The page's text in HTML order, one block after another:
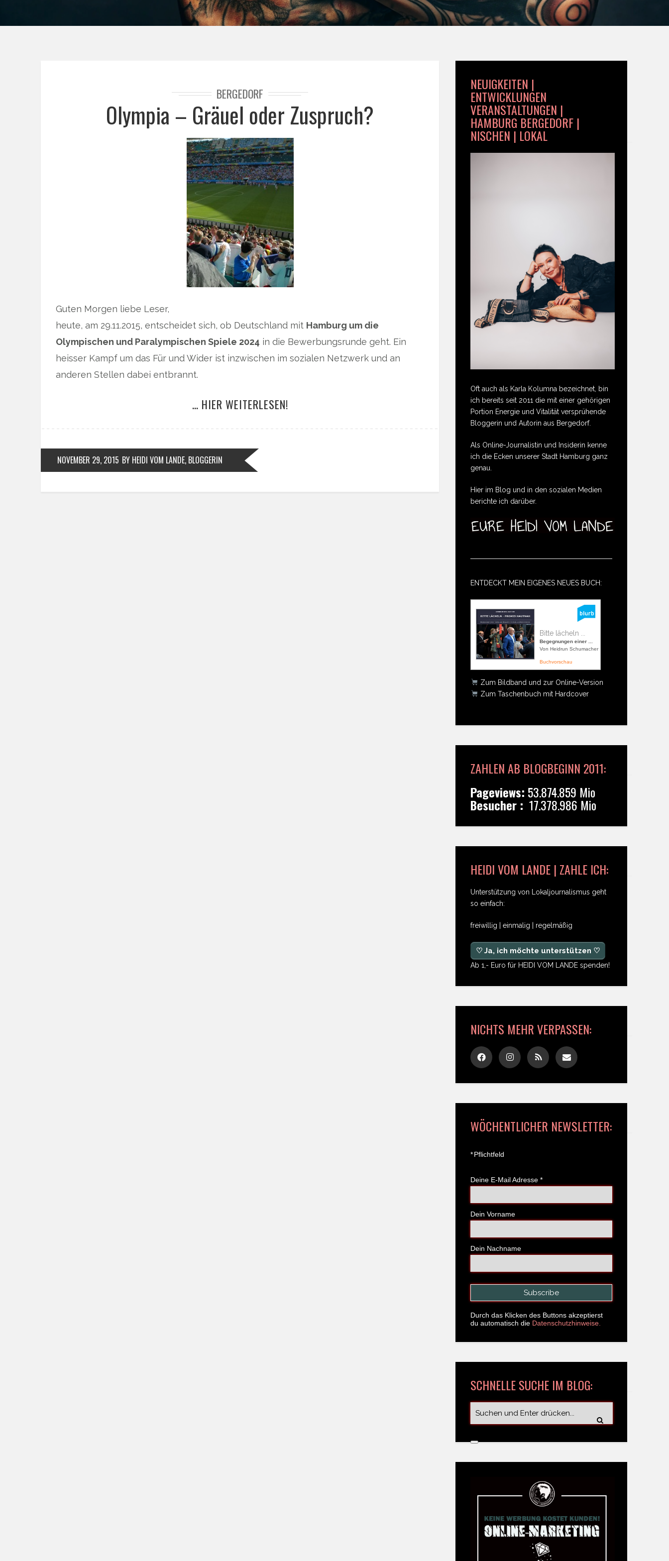
BERGEDORF
Olympia – Gräuel oder Zuspruch?
Guten Morgen liebe Leser,
heute, am 29.11.2015, entscheidet sich, ob Deutschland mit Hamburg um die
Olympischen und Paralympischen Spiele 2024 in die Bewerbungsrunde geht. Ein
heisser Kampf um das Für und Wider ist inzwischen im sozialen Netzwerk und an
anderen Stellen dabei entbrannt.
… HIER WEITERLESEN!
NOVEMBER 29, 2015 BY HEIDI VOM LANDE, BLOGGERIN
NEUIGKEITEN |
ENTWICKLUNGEN
VERANSTALTUNGEN |
HAMBURG BERGEDORF |
NISCHEN | LOKAL
Oft auch als Karla Kolumna bezeichnet, bin
ich bereits seit 2011 die mit einer gehörigen
Portion Energie und Vitalität versprühende
Bloggerin und Autorin aus Bergedorf.
Als Online-Journalistin und Insiderin kenne
ich die Ecken unserer Stadt Hamburg ganz
genau.
Hier im Blog und in den sozialen Medien
berichte ich darüber.
ENTDECKT MEIN EIGENES NEUES BUCH:
Bitte lächeln ...
Begegnungen einer ...
Von Heidrun Schumacher
Buchvorschau
Zum Bildband und zur Online-Version
Zum Taschenbuch mit Hardcover
ZAHLEN AB BLOGBEGINN 2011:
Pageviews: 53.874.859 Mio
Besucher : 17.378.986 Mio
HEIDI VOM LANDE | ZAHLE ICH:
Unterstützung von Lokaljournalismus geht
so einfach:
freiwillig | einmalig | regelmäßig
♡ Ja, ich möchte unterstützen ♡
Ab 1,- Euro für HEIDI VOM LANDE spenden!
NICHTS MEHR VERPASSEN:
WÖCHENTLICHER NEWSLETTER:
*Pflichtfeld
Deine E-Mail Adresse *
Dein Vorname
Dein Nachname
Durch das Klicken des Buttons akzeptierst
du automatisch die Datenschutzhinweise.
SCHNELLE SUCHE IM BLOG: